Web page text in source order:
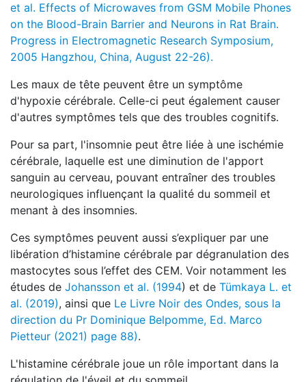
et al. Effects of Microwaves from GSM Mobile Phones
on the Blood-Brain Barrier and Neurons in Rat Brain.
Progress in Electromagnetic Research Symposium,
2005 Hangzhou, China, August 22-26).
Les maux de tête peuvent être un symptôme
d'hypoxie cérébrale. Celle-ci peut également causer
d'autres symptômes tels que des troubles cognitifs.
Pour sa part, l'insomnie peut être liée à une ischémie
cérébrale, laquelle est une diminution de l'apport
sanguin au cerveau, pouvant entraîner des troubles
neurologiques influençant la qualité du sommeil et
menant à des insomnies.
Ces symptômes peuvent aussi s’expliquer par une
libération d’histamine cérébrale par dégranulation des
mastocytes sous l’effet des CEM. Voir notamment les
études de Johansson et al. (1994) et de Tümkaya L. et
al. (2019), ainsi que Le Livre Noir des Ondes, sous la
direction du Pr Dominique Belpomme, Ed. Marco
Pietteur (2021) page 88).
L'histamine cérébrale joue un rôle important dans la